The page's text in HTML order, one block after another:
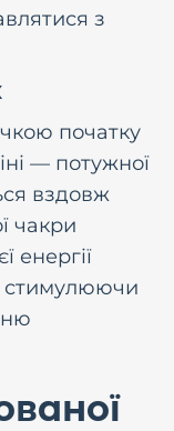
з
початку
— потужної
вздовж
чакри
енергії
стимулюючи